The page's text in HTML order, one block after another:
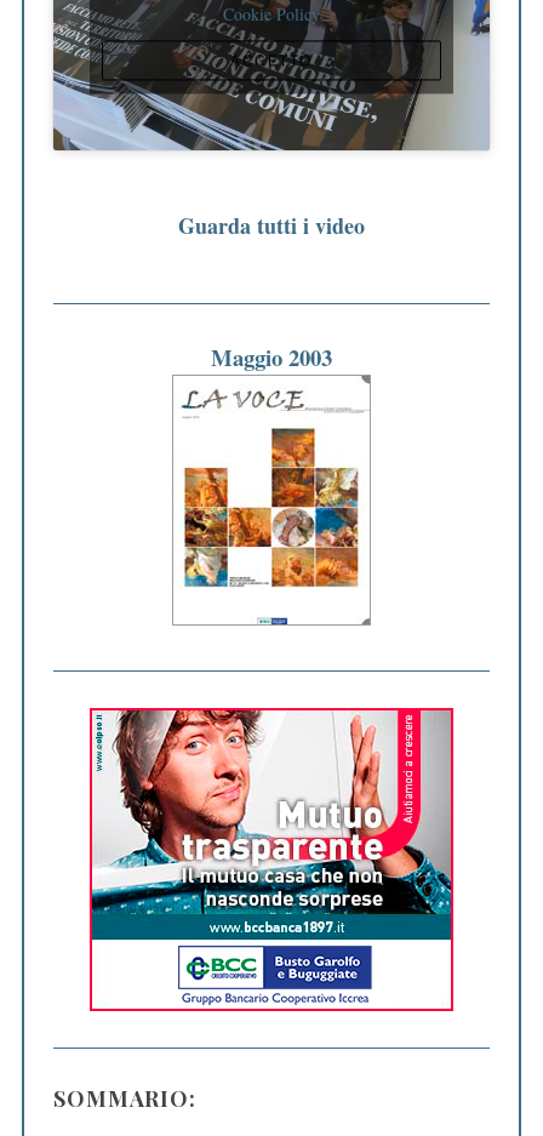
Cookie Policy
ACCETTO
Guarda tutti i video
Maggio 2003
SOMMARIO: